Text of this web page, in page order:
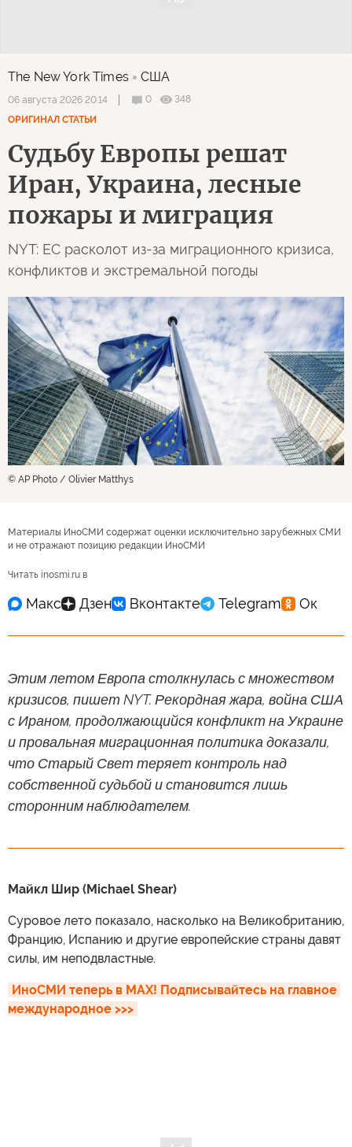
The New York Times США
06 августа 2026 20:14 0
348
ОРИГИНАЛ СТАТЬИ
Судьбу Европы решат
Иран, Украина, лесные
пожары и миграция
NYT: ЕС расколот из-за миграционного кризиса,
конфликтов и экстремальной погоды
© AP Photo / Olivier Matthys
Материалы ИноСМИ содержат оценки исключительно зарубежных СМИ
и не отражают позицию редакции ИноСМИ
Читать inosmi.ru в
Этим летом Европа столкнулась с множеством
кризисов, пишет NYT. Рекордная жара, война США
с Ираном, продолжающийся конфликт на Украине
и провальная миграционная политика доказали,
что Старый Свет теряет контроль над
собственной судьбой и становится лишь
сторонним наблюдателем.
Майкл Шир (Michael Shear)
Суровое лето показало, насколько на Великобританию,
Францию, Испанию и другие европейские страны давят
силы, им неподвластные.
ИноСМИ теперь в MAX! Подписывайтесь на главное
международное >>>